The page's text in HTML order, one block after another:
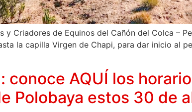
Criadores de Equinos del Cañón del Colca –
la capilla Virgen de Chapi, para dar inicio al
conoce AQUÍ los
Polobaya estos 30 de